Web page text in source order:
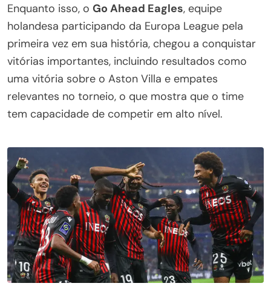
Enquanto isso, o Go Ahead Eagles, equipe
holandesa participando da Europa League pela
primeira vez em sua história, chegou a conquistar
vitórias importantes, incluindo resultados como
uma vitória sobre o Aston Villa e empates
relevantes no torneio, o que mostra que o time
tem capacidade de competir em alto nível.